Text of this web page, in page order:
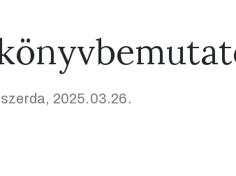
szerda, 2025.03.26.